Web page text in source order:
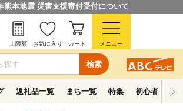
熊本地震 災害支援寄付受付について
検索
上限額 お気に入り カート メニュー
返礼品一覧 まち一覧 特集 初心者ガイド